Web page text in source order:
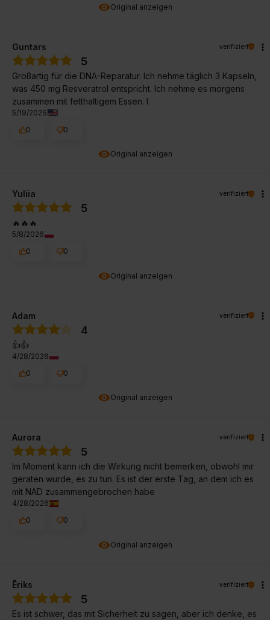
Original anzeigen
Original anzeigen
Guntars verifiziert
5
Großartig für die DNA-Reparatur. Ich nehme täglich 3 Kapseln,
was 450 mg Resveratrol entspricht. Ich nehme es morgens
zusammen mit fetthaltigem Essen. I
5/19/2026
0
0
Original anzeigen
Yuliia verifiziert
5
🔥🔥🔥
5/8/2026
0
0
Original anzeigen
Adam verifiziert
4
👍️👍️
4/28/2026
0
0
Original anzeigen
Aurora verifiziert
5
Im Moment kann ich die Wirkung nicht bemerken, obwohl mir
geraten wurde, es zu tun. Es ist der erste Tag, an dem ich es
mit NAD zusammengebrochen habe
4/28/2026
0
0
Ēriks verifiziert
5
Es ist schwer, das mit Sicherheit zu sagen, aber ich denke, es